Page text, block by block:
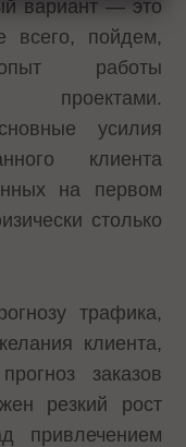
вариант — это
всего, пойдем,
работы
проектами.
усилия
клиента
на первом
столько
трафика,
клиента,
заказов
резкий рост
привлечением